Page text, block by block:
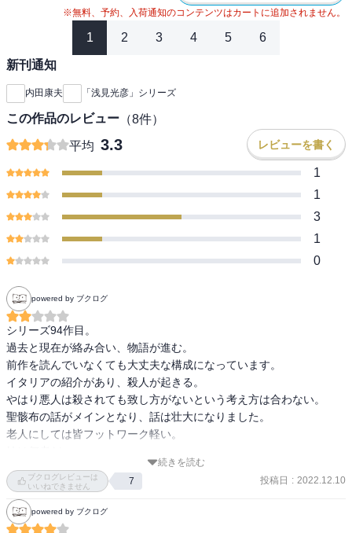
※無料、予約、入荷通知のコンテンツはカートに追加されません。
1 2 3 4 5 6
新刊通知
内田康夫 「浅見光彦」シリーズ
この作品のレビュー （8件）
平均 3.3 レビューを書く
1
1
3
1
0
powered by ブクログ
シリーズ94作目。
過去と現在が絡み合い、物語が進む。
前作を読んでいなくても大丈夫な構成になっています。
イタリアの紹介があり、殺人が起きる。
やはり悪人は殺されても致し方がないという考え方は合わない。
聖骸布の話がメインとなり、話は壮大になりました。
老人にしては皆フットワーク軽い。
続きを読む
ブクログレビューは
いいねできません
7 投稿日 : 2022.12.10
powered by ブクログ